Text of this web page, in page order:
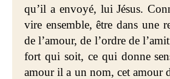
qu’il a envoyé, lui Jésus.
vire ensemble, être dans une
de l’amour, de l’ordre de
fort qui soit, ce qui donne
amour il a un nom, cet amour